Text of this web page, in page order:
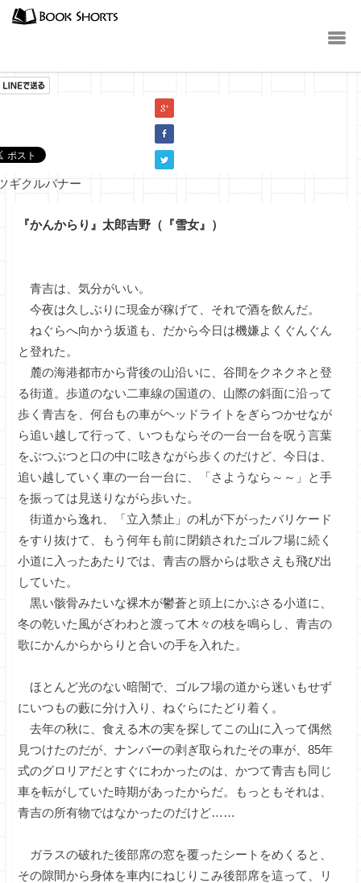
『かんからり』太郎吉野（『雪女』）
青吉は、気分がいい。
今夜は久しぶりに現金が稼げて、それで酒を飲んだ。
ねぐらへ向かう坂道も、だから今日は機嫌よくぐんぐん
と登れた。
麓の海港都市から背後の山沿いに、谷間をクネクネと登
る街道。歩道のない二車線の国道の、山際の斜面に沿って
歩く青吉を、何台もの車がヘッドライトをぎらつかせなが
ら追い越して行って、いつもならその一台一台を呪う言葉
をぶつぶつと口の中に呟きながら歩くのだけど、今日は、
追い越していく車の一台一台に、「さようなら～～」と手
を振っては見送りながら歩いた。
街道から逸れ、「立入禁止」の札が下がったバリケード
をすり抜けて、もう何年も前に閉鎖されたゴルフ場に続く
小道に入ったあたりでは、青吉の唇からは歌さえも飛び出
していた。
黒い骸骨みたいな裸木が鬱蒼と頭上にかぶさる小道に、
冬の乾いた風がざわわと渡って木々の枝を鳴らし、青吉の
歌にかんからからりと合いの手を入れた。
ほとんど光のない暗闇で、ゴルフ場の道から迷いもせず
にいつもの藪に分け入り、ねぐらにたどり着く。
去年の秋に、食える木の実を探してこの山に入って偶然
見つけたのだが、ナンバーの剥ぎ取られたその車が、85年
式のグロリアだとすぐにわかったのは、かつて青吉も同じ
車を転がしていた時期があったからだ。もっともそれは、
青吉の所有物ではなかったのだけど……
ガラスの破れた後部席の窓を覆ったシートをめくると、
その隙間から身体を車内にねじりこみ後部席を這って、リ